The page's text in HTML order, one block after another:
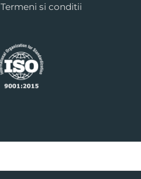
Termeni si conditii